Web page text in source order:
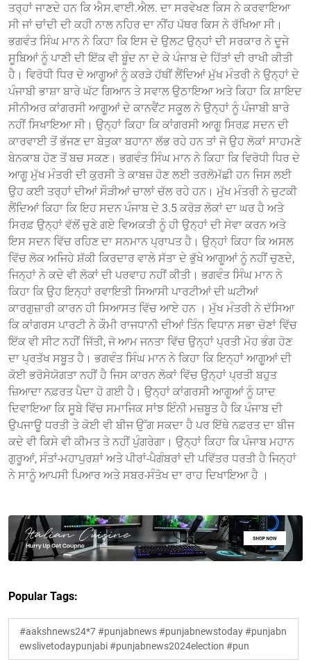
ਤਰ੍ਹਾਂ ਜਾਣਦੇ ਹਨ ਕਿ ਐਸ.ਵਾਈ.ਐਲ. ਦਾ ਸਰਵੇਖਣ ਕਿਸ ਨੇ ਕਰਵਾਇਆ
ਸੀ ਜਾਂ ਚਾਂਦੀ ਦੀ ਕਹੀ ਨਾਲ ਨਹਿਰ ਦਾ ਨੀਂਹ ਪੱਥਰ ਕਿਸ ਨੇ ਰੱਖਿਆ ਸੀ।
ਭਗਵੰਤ ਸਿੰਘ ਮਾਨ ਨੇ ਕਿਹਾ ਕਿ ਇਸ ਦੇ ਉਲਟ ਉਨ੍ਹਾਂ ਦੀ ਸਰਕਾਰ ਨੇ ਦੂਜੇ
ਸੂਬਿਆਂ ਨੂੰ ਪਾਣੀ ਦੀ ਇੱਕ ਵੀ ਬੂੰਦ ਨਾ ਦੇ ਕੇ ਪੰਜਾਬ ਦੇ ਹਿੱਤਾਂ ਦੀ ਰਾਖੀ ਕੀਤੀ
ਹੈ। ਵਿਰੋਧੀ ਧਿਰ ਦੇ ਆਗੂਆਂ ਨੂੰ ਕਰੜੇ ਹੱਥੀਂ ਲੈਂਦਿਆਂ ਮੁੱਖ ਮੰਤਰੀ ਨੇ ਉਨ੍ਹਾਂ ਦੇ
ਪੰਜਾਬੀ ਭਾਸ਼ਾ ਬਾਰੇ ਘੱਟ ਗਿਆਨ ਤੇ ਸਵਾਲ ਉਠਾਇਆ ਅਤੇ ਕਿਹਾ ਕਿ ਸ਼ਾਇਦ
ਸੀਨੀਅਰ ਕਾਂਗਰਸੀ ਆਗੂਆਂ ਦੇ ਕਾਨਵੈਂਟ ਸਕੂਲ ਨੇ ਉਨ੍ਹਾਂ ਨੂੰ ਪੰਜਾਬੀ ਬਾਰੇ
ਨਹੀਂ ਸਿਖਾਇਆ ਸੀ। ਉਨ੍ਹਾਂ ਕਿਹਾ ਕਿ ਕਾਂਗਰਸੀ ਆਗੂ ਸਿਰਫ਼ ਸਦਨ ਦੀ
ਕਾਰਵਾਈ ਤੋਂ ਭੱਜਣ ਦਾ ਬੇਤੁਕਾ ਬਹਾਨਾ ਲੱਭ ਰਹੇ ਹਨ ਤਾਂ ਜੋ ਉਹ ਲੋਕਾਂ ਸਾਹਮਣੇ
ਬੇਨਕਾਬ ਹੋਣ ਤੋਂ ਬਚ ਸਕਣ। ਭਗਵੰਤ ਸਿੰਘ ਮਾਨ ਨੇ ਕਿਹਾ ਕਿ ਵਿਰੋਧੀ ਧਿਰ ਦੇ
ਆਗੂ ਮੁੱਖ ਮੰਤਰੀ ਦੀ ਕੁਰਸੀ ਤੇ ਕਾਬਜ਼ ਹੋਣ ਲਈ ਤਰਲੋਮੱਛੀ ਹਨ ਜਿਸ ਲਈ
ਉਹ ਕਈ ਤਰ੍ਹਾਂ ਦੀਆਂ ਸੌੜੀਆਂ ਚਾਲਾਂ ਚੱਲ ਰਹੇ ਹਨ। ਮੁੱਖ ਮੰਤਰੀ ਨੇ ਚੁਟਕੀ
ਲੈਂਦਿਆਂ ਕਿਹਾ ਕਿ ਇਹ ਸਦਨ ਪੰਜਾਬ ਦੇ 3.5 ਕਰੋੜ ਲੋਕਾਂ ਦਾ ਘਰ ਹੈ ਅਤੇ
ਸਿਰਫ਼ ਉਨ੍ਹਾਂ ਵੱਲੋਂ ਚੁਣੇ ਗਏ ਵਿਅਕਤੀ ਨੂੰ ਹੀ ਉਨ੍ਹਾਂ ਦੀ ਸੇਵਾ ਕਰਨ ਅਤੇ
ਇਸ ਸਦਨ ਵਿੱਚ ਰਹਿਣ ਦਾ ਸਨਮਾਨ ਪ੍ਰਾਪਤ ਹੈ। ਉਨ੍ਹਾਂ ਕਿਹਾ ਕਿ ਅਸਲ
ਵਿੱਚ ਲੋਕ ਅਜਿਹੇ ਸ਼ੱਕੀ ਕਿਰਦਾਰ ਵਾਲੇ ਸੱਤਾ ਦੇ ਭੁੱਖੇ ਆਗੂਆਂ ਨੂੰ ਨਹੀਂ ਚੁਣਦੇ,
ਜਿਨ੍ਹਾਂ ਨੇ ਕਦੇ ਵੀ ਲੋਕਾਂ ਦੀ ਪਰਵਾਹ ਨਹੀਂ ਕੀਤੀ। ਭਗਵੰਤ ਸਿੰਘ ਮਾਨ ਨੇ
ਕਿਹਾ ਕਿ ਉਹ ਇਨ੍ਹਾਂ ਰਵਾਇਤੀ ਸਿਆਸੀ ਪਾਰਟੀਆਂ ਦੀ ਘਟੀਆਂ
ਕਾਰਗੁਜ਼ਾਰੀ ਕਾਰਨ ਹੀ ਸਿਆਸਤ ਵਿੱਚ ਆਏ ਹਨ । ਮੁੱਖ ਮੰਤਰੀ ਨੇ ਦੱਸਿਆ
ਕਿ ਕਾਂਗਰਸ ਪਾਰਟੀ ਨੇ ਕੌਮੀ ਰਾਜਧਾਨੀ ਦੀਆਂ ਤਿੰਨ ਵਿਧਾਨ ਸਭਾ ਚੋਣਾਂ ਵਿੱਚ
ਇੱਕ ਵੀ ਸੀਟ ਨਹੀਂ ਜਿੱਤੀ, ਜੋ ਆਮ ਜਨਤਾ ਵਿੱਚ ਉਨ੍ਹਾਂ ਪ੍ਰਤੀ ਮੋਹ ਭੰਗ ਹੋਣ
ਦਾ ਪ੍ਰਤੱਖ ਸਬੂਤ ਹੈ। ਭਗਵੰਤ ਸਿੰਘ ਮਾਨ ਨੇ ਕਿਹਾ ਕਿ ਇਨ੍ਹਾਂ ਆਗੂਆਂ ਦੀ
ਕੋਈ ਭਰੋਸੇਯੋਗਤਾ ਨਹੀਂ ਹੈ ਜਿਸ ਕਾਰਨ ਲੋਕਾਂ ਵਿੱਚ ਉਨ੍ਹਾਂ ਪ੍ਰਤੀ ਬਹੁਤ
ਜ਼ਿਆਦਾ ਨਫ਼ਰਤ ਪੈਦਾ ਹੋ ਗਈ ਹੈ। ਉਨ੍ਹਾਂ ਕਾਂਗਰਸੀ ਆਗੂਆਂ ਨੂੰ ਯਾਦ
ਦਿਵਾਇਆ ਕਿ ਸੂਬੇ ਵਿੱਚ ਸਮਾਜਿਕ ਸਾਂਝ ਇੰਨੀ ਮਜ਼ਬੂਤ ਹੈ ਕਿ ਪੰਜਾਬ ਦੀ
ਉਪਜਾਊ ਧਰਤੀ ਤੇ ਕੋਈ ਵੀ ਬੀਜ ਉੱਗ ਸਕਦਾ ਹੈ ਪਰ ਇੱਥੇ ਨਫ਼ਰਤ ਦਾ ਬੀਜ
ਕਦੇ ਵੀ ਕਿਸੇ ਵੀ ਕੀਮਤ ਤੇ ਨਹੀਂ ਪੁੰਗਰੇਗਾ। ਉਨ੍ਹਾਂ ਕਿਹਾ ਕਿ ਪੰਜਾਬ ਮਹਾਨ
ਗੁਰੂਆਂ, ਸੰਤਾਂ-ਮਹਾਪੁਰਸ਼ਾਂ ਅਤੇ ਪੀਰਾਂ-ਪੈਗੰਬਰਾਂ ਦੀ ਪਵਿੱਤਰ ਧਰਤੀ ਹੈ ਜਿਨ੍ਹਾਂ
ਨੇ ਸਾਨੂੰ ਆਪਸੀ ਪਿਆਰ ਅਤੇ ਸਬਰ-ਸੰਤੋਖ ਦਾ ਰਾਹ ਦਿਖਾਇਆ ਹੈ ।
Popular Tags:
#aakshnews24*7 #punjabnews #punjabnewstoday #punjabn
ewslivetodaypunjabi #punjabnews2024election #pun